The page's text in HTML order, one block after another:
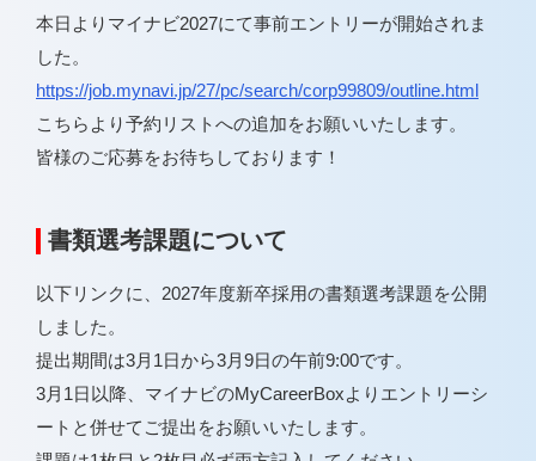
本日よりマイナビ2027にて事前エントリーが開始されま
した。
https://job.mynavi.jp/27/pc/search/corp99809/outline.html
こちらより予約リストへの追加をお願いいたします。
皆様のご応募をお待ちしております！
書類選考課題について
以下リンクに、2027年度新卒採用の書類選考課題を公開
しました。
提出期間は3月1日から3月9日の午前9:00です。
3月1日以降、マイナビのMyCareerBoxよりエントリーシ
ートと併せてご提出をお願いいたします。